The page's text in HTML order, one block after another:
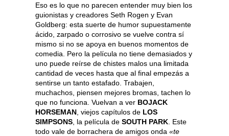
Eso es lo que no parecen entender muy bien los
guionistas y creadores Seth Rogen y Evan
Goldberg: esta suerte de humor supuestamente
ácido, zarpado o corrosivo se vuelve contra sí
mismo si no se apoya en buenos momentos de
comedia. Pero la película no tiene demasiados y
uno puede reírse de chistes malos una limitada
cantidad de veces hasta que al final empezás a
sentirse un tanto estafado. Trabajen,
muchachos, piensen mejores bromas, tachen lo
que no funciona. Vuelvan a ver BOJACK
HORSEMAN , viejos capítulos de LOS
SIMPSONS , la película de SOUTH PARK . Este
todo vale de borrachera de amigos onda «te